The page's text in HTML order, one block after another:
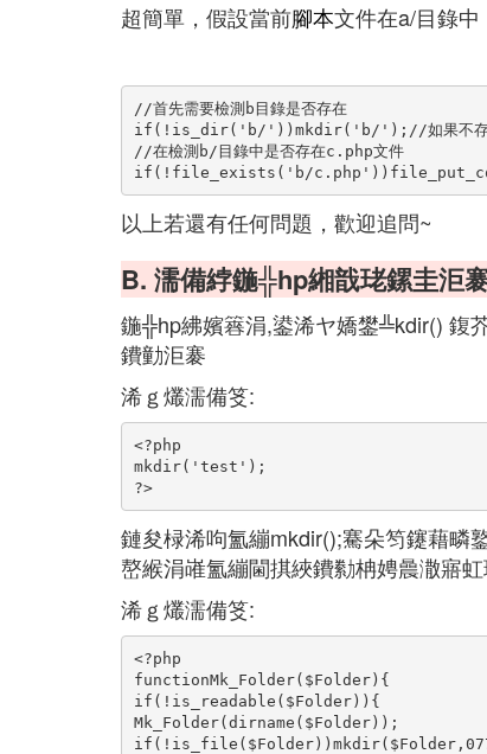
超簡單，假設當前腳本文件在a/目錄中
//首先需要檢測b目錄是否存在
if(!is_dir('b/'))mkdir('b/');//如果不存在
//在檢測b/目錄中是否存在c.php文件
if(!file_exists('b/
以上若還有任何問題，歡迎追問~
B. 濡備綍鍦╬hp緗戠珯鏍圭洰
鍦╬hp紼嬪簭涓,鍙浠ヤ嬌鐢╩kdir() 鍑
鐨勭洰褰
浠ｇ爜濡備笅:
<?php
mkdir('test');
?>
鏈夋椂浠呴氳繃mkdir();騫朵笉鑳藉疄
嶅緱涓嶉氳繃閫掑綊鐨勬柟娉曟潵寤
浠ｇ爜濡備笅:
<?php
functionMk_Folder($Folder){
if(!is_readable($Folder)){
Mk_Folder(dirname($Folder));